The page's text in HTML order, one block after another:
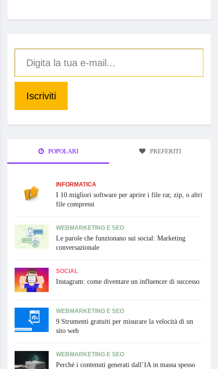
Iscriviti
POPOLARI PREFERITI
INFORMATICA
I 10 migliori software per aprire i file rar, zip, o altri
file compressi
WEBMARKETING E SEO
Le parole che funzionano sui social: Marketing
conversazionale
SOCIAL
Instagram: come diventare un influencer di successo
WEBMARKETING E SEO
9 Strumenti gratuiti per misurare la velocità di un
sito web
WEBMARKETING E SEO
Perché i contenuti generati dall’IA in massa spesso